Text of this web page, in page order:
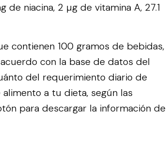
niacina, 2 µg de vitamina A, 27.1
contienen 100 gramos de bebidas,
acuerdo con la base de datos del
del requerimiento diario de
a tu dieta, según las
para descargar la información de